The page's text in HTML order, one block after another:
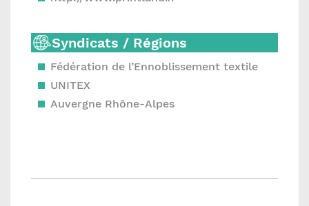
Syndicats / Régions
Fédération de l’Ennoblissement textile
UNITEX
Auvergne Rhône-Alpes